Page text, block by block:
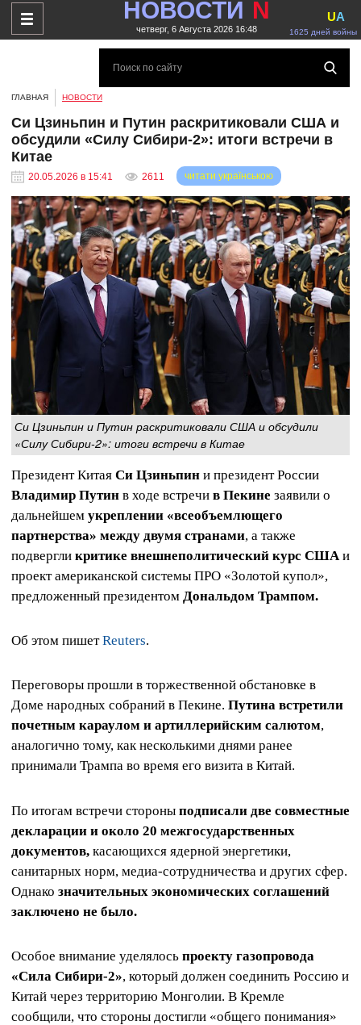
НОВОСТИ N
четверг, 6 Августа 2026 16:48 1625 дней войны
UA
ГЛАВНАЯ НОВОСТИ
Си Цзиньпин и Путин раскритиковали США и
обсудили «Силу Сибири-2»: итоги встречи в
Китае
20.05.2026 в 15:41 2611 читати українською
Си Цзиньпин и Путин раскритиковали США и обсудили
«Силу Сибири-2»: итоги встречи в Китае
Президент Китая Си Цзиньпин и президент России
Владимир Путин в ходе встречи в Пекине заявили о
дальнейшем укреплении «всеобъемлющего
партнерства» между двумя странами, а также
подвергли критике внешнеполитический курс СШАи
проект американской системы ПРО «Золотой купол»,
предложенный президентом Дональдом Трампом.
Об этом пишетReuters.
Переговоры прошли в торжественной обстановке в
Доме народных собраний в Пекине. Путина встретили
почетным караулом и артиллерийским салютом,
аналогично тому, как несколькими днями ранее
принимали Трампа во время его визита в Китай.
По итогам встречи стороны подписали две совместные
декларации и около 20 межгосударственных
документов, касающихся ядерной энергетики,
санитарных норм, медиа-сотрудничества и других сфер.
Однако значительных экономических соглашений
заключено не было.
Особое внимание уделялось проекту газопровода
«Сила Сибири-2», который должен соединить Россию и
Китай через территорию Монголии. В Кремле
сообщили, что стороны достигли «общего понимания»